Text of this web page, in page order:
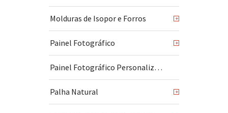
Molduras de Isopor e Forros +
Painel Fotográfico +
Painel Fotográfico Personalizado
Palha Natural +